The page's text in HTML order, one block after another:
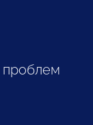
проблем